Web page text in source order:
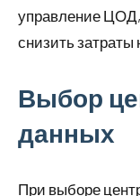
управление
снизить
Выбор
данных
При выборе